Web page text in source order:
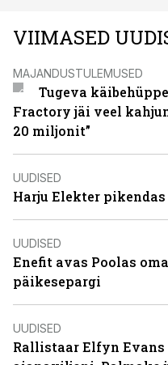
VIIMASED
MAJANDUSTULEMUSED
Tugeva
Fractory jäi veel
20 miljonit”
UUDISED
Harju Elekter
UUDISED
Enefit avas Poolas
päikesepargi
UUDISED
Rallistaar Elfyn